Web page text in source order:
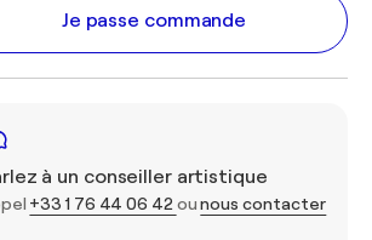
Je passe commande
à un conseiller artistique
+33 1 76 44 06 42 ounous contacter